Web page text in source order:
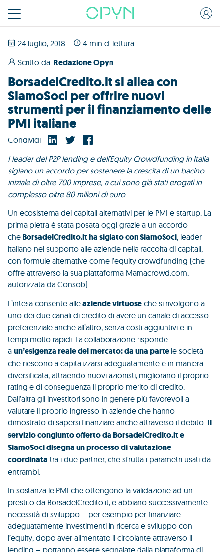
24 luglio, 2018
4 min di lettura
Scritto da: Redazione Opyn
BorsadelCredito.it si allea con
SiamoSoci per offrire nuovi
strumenti per il finanziamento delle
PMI italiane
Condividi
I leader del P2P lending e dell’Equity Crowdfunding in Italia
siglano un accordo per sostenere la crescita di un bacino
iniziale di oltre 700 imprese, a cui sono già stati erogati in
complesso oltre 80 milioni di euro
Un ecosistema dei capitali alternativi per le PMI e startup. La
prima pietra è stata posata oggi grazie a un accordo
che BorsadelCredito.it ha siglato con SiamoSoci, leader
italiano nel supporto alle aziende nella raccolta di capitali,
con formule alternative come l’equity crowdfunding (che
offre attraverso la sua piattaforma Mamacrowd.com,
autorizzata da Consob).
L’intesa consente alle aziende virtuose che si rivolgono a
uno dei due canali di credito di avere un canale di accesso
preferenziale anche all’altro, senza costi aggiuntivi e in
tempi molto rapidi. La collaborazione risponde
a un’esigenza reale del mercato: da una parte le società
che riescono a capitalizzarsi adeguatamente e in maniera
diversificata, attraendo nuovi azionisti, migliorano il proprio
rating e di conseguenza il proprio merito di credito.
Dall’altra gli investitori sono in genere più favorevoli a
valutare il proprio ingresso in aziende che hanno
dimostrato di sapersi finanziare anche attraverso il debito. Il
servizio congiunto offerto da BorsadelCredito.it e
SiamoSoci disegna un processo di valutazione
coordinata tra i due partner, che sfrutta i parametri usati da
entrambi.
In sostanza le PMI che ottengono la validazione ad un
prestito da BorsadelCredito.it, e abbiano successivamente
necessità di sviluppo – per esempio per finanziare
adeguatamente investimenti in ricerca e sviluppo con
l’equity, dopo aver alimentato il circolante attraverso il
lending – potranno essere segnalate dalla piattaforma di